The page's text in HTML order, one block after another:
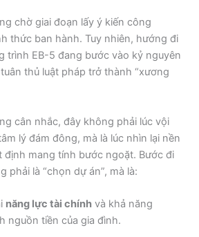
chờ giai đoạn lấy ý kiến công
thức ban hành. Tuy nhiên, hướng đi
trình EB-5 đang bước vào kỷ nguyên
thủ luật pháp trở thành “xương
cân nhắc, đây không phải lúc vội
lý đám đông, mà là lúc nhìn lại nền
định mang tính bước ngoặt. Bước đi
phải là “chọn dự án”, mà là:
năng lực tài chính và khả năng
nguồn tiền của gia đình.